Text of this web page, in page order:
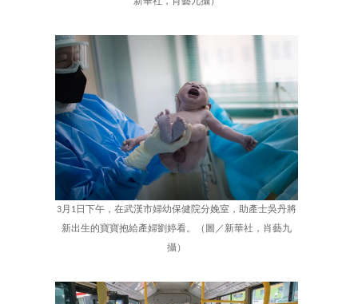
3月1日下午，在武漢市婦幼保健院分娩室，助產士吳丹將
新出生的寶寶抱給產婦劉婷看。（圖／新華社，肖藝九
攝）